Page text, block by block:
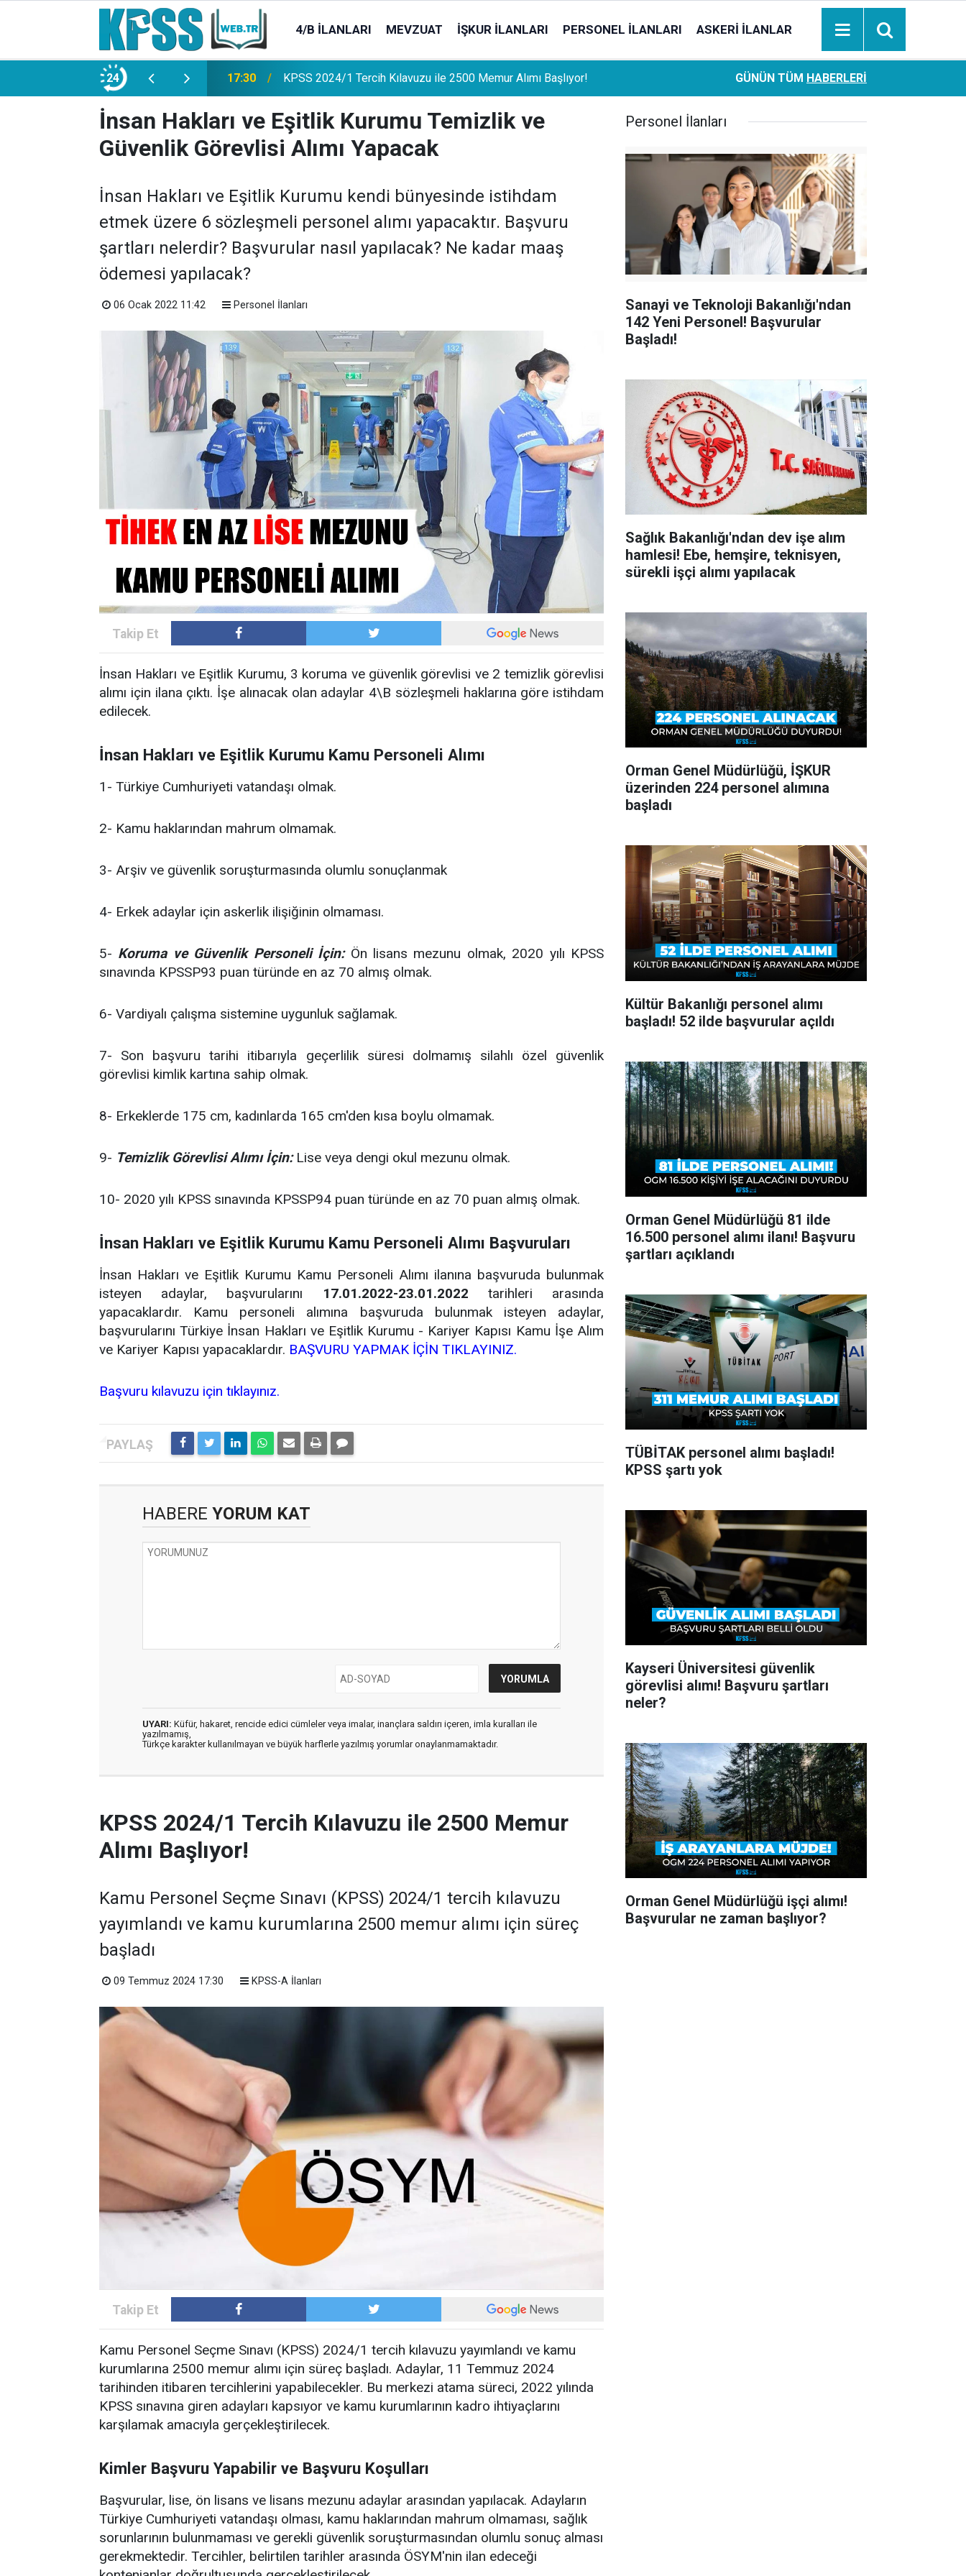
4/B İLANLARI MEVZUAT İŞKUR İLANLARI PERSONEL İLANLARI ASKERI İLANLAR
24
Memur Alımı Başlıyor! 21:20 TL Mevduat Sahipleri İçin Önemli Gelişme: Stopaj Oranları Artıyor!
Ziraat Bankası başvuran emeklilere hemen ödeme
hesaplara geçiyor
GÜNÜN TÜM HABERLERI
İnsan Hakları ve Eşitlik Kurumu Temizlik ve
Güvenlik Görevlisi Alımı Yapacak
İnsan Hakları ve Eşitlik Kurumu kendi bünyesinde istihdam
etmek üzere 6 sözleşmeli personel alımı yapacaktır. Başvuru
şartları nelerdir? Başvurular nasıl yapılacak? Ne kadar maaş
ödemesi yapılacak?
06 Ocak 2022 11:42 Personel İlanları
İnsan Hakları ve Eşitlik Kurumu, 3 koruma ve güvenlik görevlisi ve 2 temizlik görevlisi
alımı için ilana çıktı. İşe alınacak olan adaylar 4\B sözleşmeli haklarına göre istihdam
edilecek.
İnsan Hakları ve Eşitlik Kurumu Kamu Personeli Alımı
1- Türkiye Cumhuriyeti vatandaşı olmak.
2- Kamu haklarından mahrum olmamak.
3- Arşiv ve güvenlik soruşturmasında olumlu sonuçlanmak
4- Erkek adaylar için askerlik ilişiğinin olmaması.
5- Koruma ve Güvenlik Personeli İçin:Ön lisans mezunu olmak, 2020 yılı KPSS
sınavında KPSSP93 puan türünde en az 70 almış olmak.
6- Vardiyalı çalışma sistemine uygunluk sağlamak.
7- Son başvuru tarihi itibarıyla geçerlilik süresi dolmamış silahlı özel güvenlik
görevlisi kimlik kartına sahip olmak.
8- Erkeklerde 175 cm, kadınlarda 165 cm'den kısa boylu olmamak.
9- Temizlik Görevlisi Alımı İçin:Lise veya dengi okul mezunu olmak.
10- 2020 yılı KPSS sınavında KPSSP94 puan türünde en az 70 puan almış olmak.
İnsan Hakları ve Eşitlik Kurumu Kamu Personeli Alımı Başvuruları
İnsan Hakları ve Eşitlik Kurumu Kamu Personeli Alımı ilanına başvuruda bulunmak
isteyen adaylar, başvurularını
17.01.2022-23.01.2022 tarihleri arasında
yapacaklardır. Kamu personeli alımına başvuruda bulunmak isteyen adaylar,
başvurularını Türkiye İnsan Hakları ve Eşitlik Kurumu - Kariyer Kapısı Kamu İşe Alım
ve Kariyer Kapısı yapacaklardır. BAŞVURU YAPMAK İÇİN TIKLAYINIZ.
Başvuru kılavuzu için tıklayınız.
HABERE YORUM KAT
UYARI: Küfür, hakaret, rencide edici cümleler veya imalar, inançlara saldırı içeren, imla kuralları ile
yazılmamış,
Türkçe karakter kullanılmayan ve büyük harflerle yazılmış yorumlar onaylanmamaktadır.
KPSS 2024/1 Tercih Kılavuzu ile 2500 Memur
Alımı Başlıyor!
Kamu Personel Seçme Sınavı (KPSS) 2024/1 tercih kılavuzu
yayımlandı ve kamu kurumlarına 2500 memur alımı için süreç
başladı
09 Temmuz 2024 17:30 KPSS-A İlanları
Kamu Personel Seçme Sınavı (KPSS) 2024/1 tercih kılavuzu yayımlandı ve kamu
kurumlarına 2500 memur alımı için süreç başladı. Adaylar, 11 Temmuz 2024
tarihinden itibaren tercihlerini yapabilecekler. Bu merkezi atama süreci, 2022 yılında
KPSS sınavına giren adayları kapsıyor ve kamu kurumlarının kadro ihtiyaçlarını
karşılamak amacıyla gerçekleştirilecek.
Kimler Başvuru Yapabilir ve Başvuru Koşulları
Başvurular, lise, ön lisans ve lisans mezunu adaylar arasından yapılacak. Adayların
Türkiye Cumhuriyeti vatandaşı olması, kamu haklarından mahrum olmaması, sağlık
sorunlarının bulunmaması ve gerekli güvenlik soruşturmasından olumlu sonuç alması
gerekmektedir. Tercihler, belirtilen tarihler arasında ÖSYM'nin ilan edeceği
Personel İlanları
Sanayi ve Teknoloji Bakanlığı'ndan
142 Yeni Personel! Başvurular
Başladı!
Sağlık Bakanlığı'ndan dev işe alım
hamlesi! Ebe, hemşire, teknisyen,
sürekli işçi alımı yapılacak
Orman Genel Müdürlüğü, İŞKUR
üzerinden 224 personel alımına
başladı
Kültür Bakanlığı personel alımı
başladı! 52 ilde başvurular açıldı
Orman Genel Müdürlüğü 81 ilde
16.500 personel alımı ilanı! Başvuru
şartları açıklandı
TÜBİTAK personel alımı başladı!
KPSS şartı yok
Kayseri Üniversitesi güvenlik
görevlisi alımı! Başvuru şartları
neler?
Orman Genel Müdürlüğü işçi alımı!
Başvurular ne zaman başlıyor?